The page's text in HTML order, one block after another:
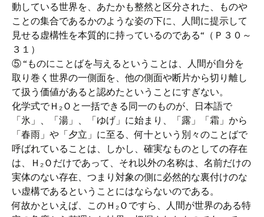
動している世界を、あたかも整然と区分された、ものや
ことの集合であるかのような姿の下に、人間に提示して
見せる虚構性を本質的に持っているのである“（Ｐ３０～
３１）
⑤ “ものにことばを与えるということは、人間が自分を
取り巻く世界の一側面を、他の側面や断片から切り離し
て扱う価値があると認めたということにすぎない。
化学式でＨ₂Ｏと一括できる同一のものが、日本語で
「氷」、「湯」、「ゆげ」に始まり、「露」「霜」から
「春雨」や「夕立」に至る、何十という別々のことばで
呼ばれていることは、しかし、確実なものとしての存在
は、Ｈ₂Ｏだけであって、それ以外の名称は、名前だけの
実体のない存在、つまり対象の側に必然的な裏付けのな
い虚構であるということにはならないのである。
何故かといえば、このＨ₂Ｏですら、人間が世界のある特